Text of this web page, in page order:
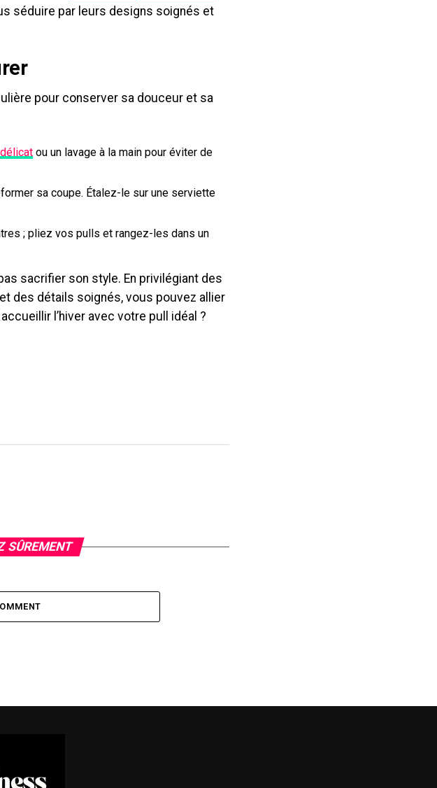
séduire par leurs designs soignés et
pour conserver sa douceur et sa
ou un lavage à la main pour éviter de
sa coupe. Étalez-le sur une serviette
; pliez vos pulls et rangez-les dans un
sacrifier son style. En privilégiant des
des détails soignés, vous pouvez allier
l’hiver avec votre pull idéal ?
SÛREMENT